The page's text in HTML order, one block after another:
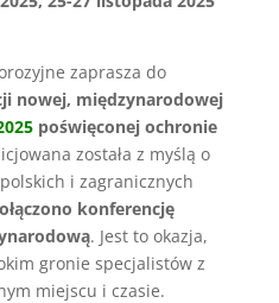
zaprasza do
nowej, międzynarodowej
poświęconej ochronie
została z myślą o
i zagranicznych
konferencję
. Jest to okazja,
gronie specjalistów z
miejscu i czasie.